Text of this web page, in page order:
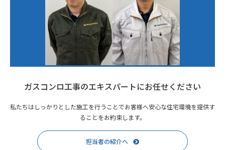
ガスコンロ工事のエキスパートにお任せください
私たちはしっかりとした施工を行うことでお客様へ安心な住宅環境を提供す
ることをお約束します。
担当者の紹介へ